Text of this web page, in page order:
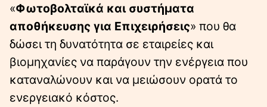
«Φωτοβολταϊκά και συστήματα
αποθήκευσης για Επιχειρήσεις» που θα
δώσει τη δυνατότητα σε εταιρείες και
βιομηχανίες να παράγουν την ενέργεια που
καταναλώνουν και να μειώσουν ορατά το
ενεργειακό κόστος.